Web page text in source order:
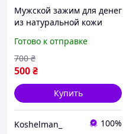
Мужской зажим для денег
из натуральной кожи
Готово к отправке
500₴
700 ₴
Купить
Koshelman_ 100%